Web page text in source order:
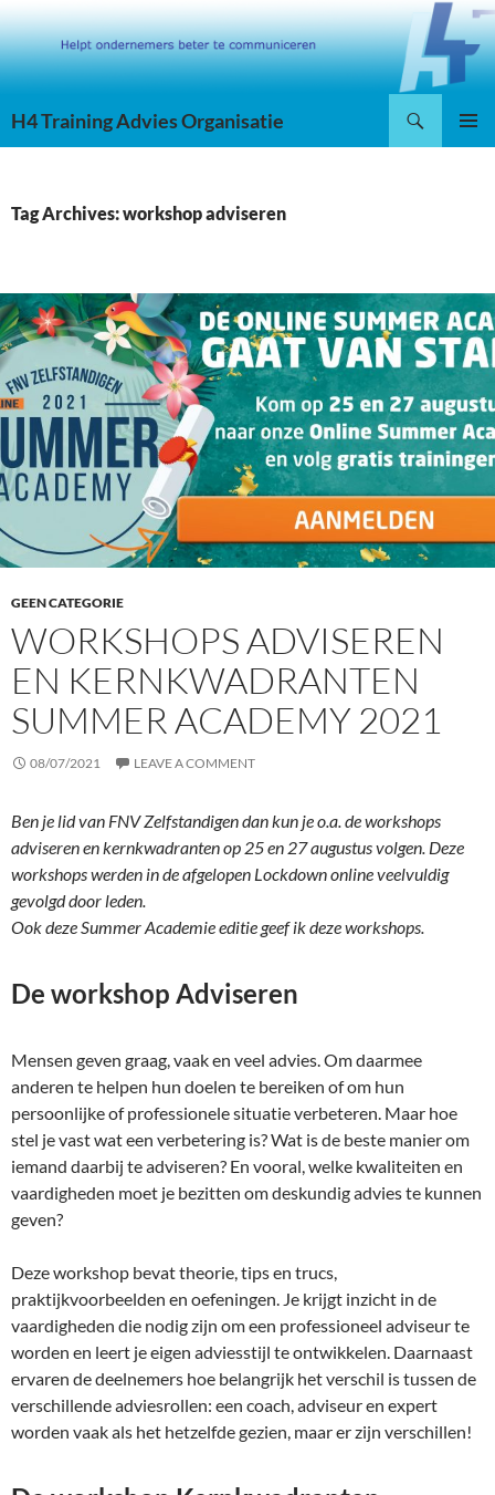
Skip
to
content
H4 Training Advies Organisatie
Tag Archives: workshop adviseren
GEEN CATEGORIE
WORKSHOPS ADVISEREN
EN KERNKWADRANTEN
SUMMER ACADEMY 2021
08/07/2021 LEAVE A COMMENT
Ben je lid van FNV Zelfstandigen dan kun je o.a. de workshops
adviseren en kernkwadranten op 25 en 27 augustus volgen. Deze
workshops werden in de afgelopen Lockdown online veelvuldig
gevolgd door leden.
Ook deze Summer Academie editie geef ik deze workshops.
De workshop Adviseren
Mensen geven graag, vaak en veel advies. Om daarmee
anderen te helpen hun doelen te bereiken of om hun
persoonlijke of professionele situatie verbeteren. Maar hoe
stel je vast wat een verbetering is? Wat is de beste manier om
iemand daarbij te adviseren? En vooral, welke kwaliteiten en
vaardigheden moet je bezitten om deskundig advies te kunnen
geven?
Deze workshop bevat theorie, tips en trucs,
praktijkvoorbeelden en oefeningen. Je krijgt inzicht in de
vaardigheden die nodig zijn om een professioneel adviseur te
worden en leert je eigen adviesstijl te ontwikkelen. Daarnaast
ervaren de deelnemers hoe belangrijk het verschil is tussen de
verschillende adviesrollen: een coach, adviseur en expert
worden vaak als het hetzelfde gezien, maar er zijn verschillen!